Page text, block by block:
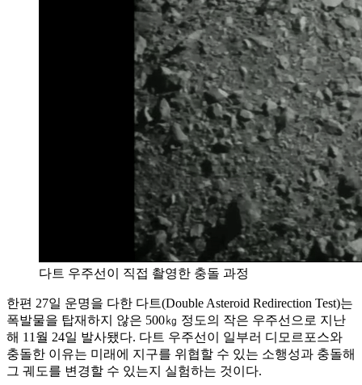
다트 우주선이 직접 촬영한 충돌 과정
한편 27일 운명을 다한 다트(Double Asteroid Redirection Test)는
폭발물을 탑재하지 않은 500㎏ 정도의 작은 우주선으로 지난
해 11월 24일 발사됐다. 다트 우주선이 일부러 디모르포스와
충돌한 이유는 미래에 지구를 위협할 수 있는 소행성과 충돌해
그 궤도를 변경할 수 있는지 실험하는 것이다.